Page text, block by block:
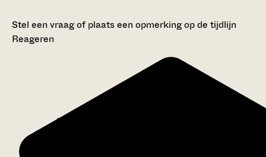
Stel een vraag of plaats een opmerking op de tijdlijn
Reageren